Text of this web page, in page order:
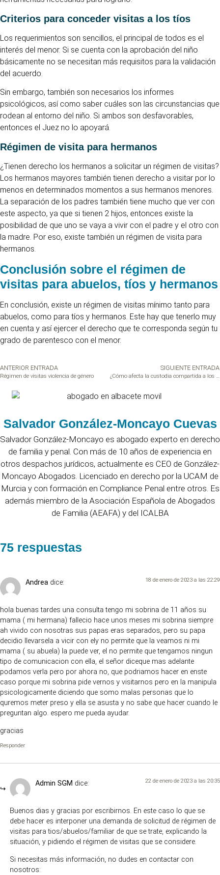
Criterios para conceder visitas a los tíos
Los requerimientos son sencillos, el principal de todos es el
interés del menor. Si se cuenta con la aprobación del niño
básicamente no se necesitan más requisitos para la validación
del acuerdo.
Sin embargo, también son necesarios los informes
psicológicos, así como saber cuáles son las circunstancias que
rodean al entorno del niño. Si ambos son desfavorables,
entonces el Juez no lo apoyará.
Régimen de visita para hermanos
¿Tienen derecho los hermanos a solicitar un régimen de visitas?
Los hermanos mayores también tienen derecho a visitar por lo
menos en determinados momentos a sus hermanos menores.
La separación de los padres también tiene mucho que ver con
este aspecto, ya que si tienen 2 hijos, entonces existe la
posibilidad de que uno se vaya a vivir con el padre y el otro con
la madre. Por eso, existe también un régimen de visita para
hermanos.
Conclusión sobre el régimen de
visitas para abuelos, tíos y hermanos
En conclusión, existe un régimen de visitas mínimo tanto para
abuelos, como para tíos y hermanos. Este hay que tenerlo muy
en cuenta y así ejercer el derecho que te corresponda según tu
grado de parentesco con el menor.
ANTERIOR ENTRADA
Régimen de visitas violencia de género
SIGUIENTE ENTRADA
¿Cómo afecta la custodia compartida a los hijos?
Salvador González-Moncayo Cuevas
Salvador González-Moncayo es abogado experto en derecho
de familia y penal. Con más de 10 años de experiencia en
otros despachos jurídicos, actualmente es CEO de González-
Moncayo Abogados. Licenciado en derecho por la UCAM de
Murcia y con formación en Compliance Penal entre otros. Es
además miembro de la Asociación Española de Abogados
de Familia (AEAFA) y del ICALBA
75 respuestas
Andrea dice: 18 de enero de 2023 a las 22:29
hola buenas tardes una consulta tengo mi sobrina de 11 años su
mama ( mi hermana) fallecio hace unos meses mi sobrina siempre
ah vivido con nosotras sus papas eras separados, pero su papa
decidio llevarsela a vicir con ely no permite que la veamos ni mi
mama ( su abuela) la puede ver, el no permite que tengamos ningun
tipo de comunicacion con ella, el señor diceque mas adelante
podamos verla pero por ahora no, que podriamos hacer en enste
caso porque mi sobrina pide vernos y visitarnos pero en la manipula
psicologicamente diciendo que somo malas personas que lo
quremos meter preso y ella se asusta y no sabe que hacer cuando le
preguntan algo. espero me pueda ayudar.
gracias
Responder
Admin SGM dice: 22 de enero de 2023 a las 20:35
Buenos dias y gracias por escribirnos. En este caso lo que se
debe hacer es interponer una demanda de solicitud de régimen de
visitas para tios/abuelos/familiar de que se trate, explicando la
situación, y pidiendo el régimen de visitas que se considere.
Si necesitas más información, no dudes en contactar con
nosotros: